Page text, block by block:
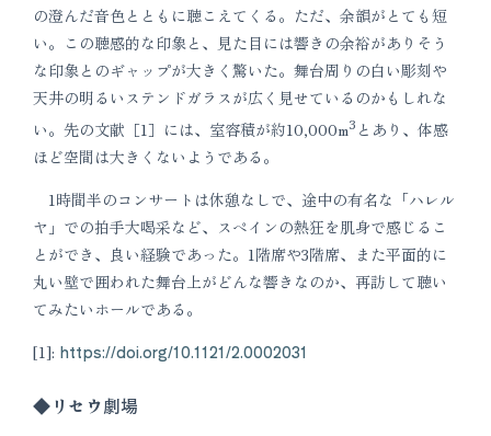
の澄んだ音色とともに聴こえてくる。ただ、余韻がとても短
い。この聴感的な印象と、見た目には響きの余裕がありそう
な印象とのギャップが大きく驚いた。舞台周りの白い彫刻や
天井の明るいステンドガラスが広く見せているのかもしれな
い。先の文献［1］には、室容積が約10,000m3 とあり、体感
ほど空間は大きくないようである。
1時間半のコンサートは休憩なしで、途中の有名な「ハレル
ヤ」での拍手大喝采など、スペインの熱狂を肌身で感じるこ
とができ、良い経験であった。1階席や3階席、また平面的に
丸い壁で囲われた舞台上がどんな響きなのか、再訪して聴い
てみたいホールである。
[1]: https://doi.org/10.1121/2.0002031
◆リセウ劇場